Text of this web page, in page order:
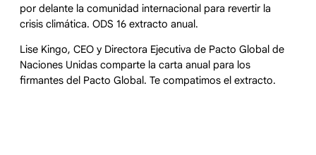
por delante la comunidad internacional para revertir la
crisis climática. ODS 16 extracto anual.
Lise Kingo, CEO y Directora Ejecutiva de Pacto Global de
Naciones Unidas comparte la carta anual para los
firmantes del Pacto Global. Te compatimos el extracto.